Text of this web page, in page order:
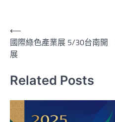
⟵
國際綠色產業展 5/30台南開
展
Related Posts